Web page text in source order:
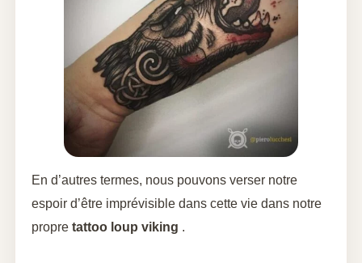
En d’autres termes, nous pouvons verser notre
espoir d’être imprévisible dans cette vie dans notre
propre tattoo loup viking .